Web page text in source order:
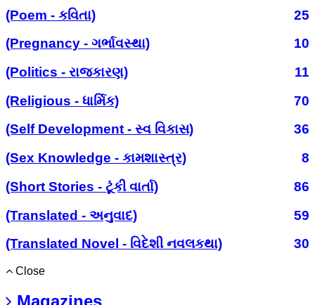
(Poem - કવિતા)
25
(Pregnancy - ગર્ભાવસ્થા)
10
(Politics - રાજકારણ)
11
(Religious - ધાર્મિક)
70
(Self Development - સ્વ વિકાસ)
36
(Sex Knowledge - કામશાસ્ત્ર)
8
(Short Stories - ટૂંકી વાર્તા)
86
(Translated - અનુવાદ)
59
(Translated Novel - વિદેશી નવલકથા)
30
Close
Magazines